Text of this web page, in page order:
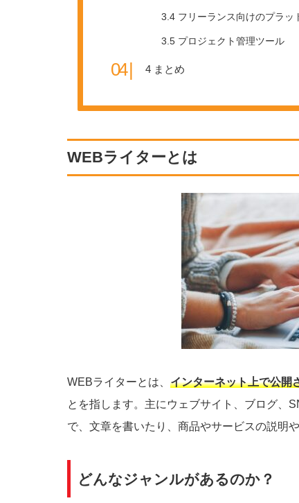
3.4フリーランス向けのプラッ
3.5プロジェクト管理ツール
4 まとめ
WEBライターとは
WEBライターとは、 インターネット上で公開
とを指します。主にウェブサイト、ブログ、
で、文章を書いたり、商品やサービスの説明
どんなジャンルがあるのか？